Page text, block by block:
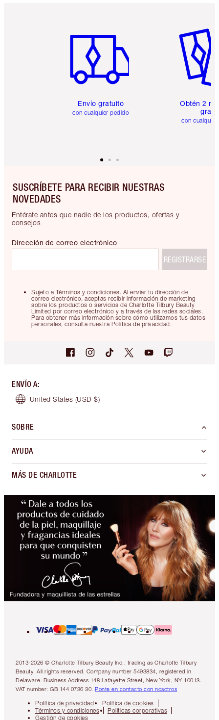
Envío gratuito
con cualquier pedido
Obtén 2
gratis
con
SUSCRÍBETE PARA RECIBIR NUESTRAS
NOVEDADES
Entérate antes que nadie de los productos, ofertas y
consejos
Sujeto a Términos y condiciones. Al enviar tu dirección de
correo electrónico, aceptas recibir información de marketing
sobre los productos o servicios de Charlotte Tilbury Beauty
Limited por correo electrónico y a través de las redes sociales.
Para obtener más información sobre cómo utilizamos tus datos
personales, consulta nuestra Política de privacidad.
Dirección de correo electrónico
REGISTRARSE
ENVÍO A:
United States (USD $)
SOBRE
AYUDA
MÁS DE CHARLOTTE
2013-2026 © Charlotte Tilbury Beauty Inc., trading as Charlotte Tilbury
Beauty. All rights reserved. Company number 5493834, registered in
Delaware. Business Address 148 Lafayette Street, New York, NY 10013.
VAT number: GB 144 0736 30. Ponte en contacto con nosotros
Política de privacidad
Política de cookies
Términos y condiciones
Políticas corporativas
Gestión de cookies